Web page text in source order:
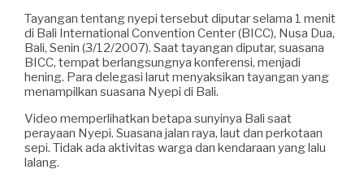
Tayangan tentang nyepi tersebut diputar selama 1 menit
di Bali International Convention Center (BICC), Nusa Dua,
Bali, Senin (3/12/2007). Saat tayangan diputar, suasana
BICC, tempat berlangsungnya konferensi, menjadi
hening. Para delegasi larut menyaksikan tayangan yang
menampilkan suasana Nyepi di Bali.
Video memperlihatkan betapa sunyinya Bali saat
perayaan Nyepi. Suasana jalan raya, laut dan perkotaan
sepi. Tidak ada aktivitas warga dan kendaraan yang lalu
lalang.